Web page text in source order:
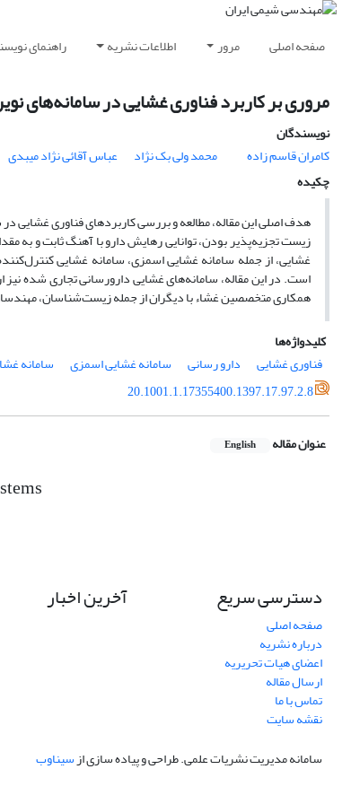
صفحه اصلی مرور اطلاعات نشریه راهنمای
مروری بر کاربرد فناوری غشایی در سامانه‌های
نویسندگان
کامران قاسم زاده
محمد ولی بک نژاد
عباس آقائی نژاد میبدی
چکیده
هدف اصلی این مقاله، مطالعه و بررسی کاربردهای فناوری غشایی
زیست تجزیه‌پذیر بودن، توانایی رهایش دارو با آهنگ ثابت و به
غشایی، از جمله سامانه غشایی اسمزی، سامانه غشایی
است. در این مقاله، سامانه‌های غشایی دارورسانی تجاری شده
همکاری متخصصین غشاء با دیگران از جمله زیست‌شناسان،
کلیدواژه‌ها
فناوری غشایی
دارو رسانی سامانه غشایی اسمزی سامانه
20.1001.1.17355400.1397.17.97.2.8
عنوان مقاله English
دسترسی سریع
صفحه اصلی
درباره نشریه
اعضای هیات تحریریه
ارسال مقاله
تماس با ما
نقشه سایت
آخرین اخبار
سامانه مدیریت نشریات علمی.طراحی و پیاده سازی ازسیناوب